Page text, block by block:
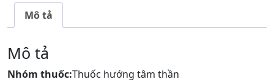
mg
Mô tả
Mô tả
Nhóm thuốc:Thuốc hướng tâm thần